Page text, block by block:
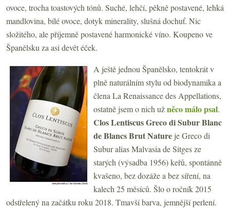
ovoce, trocha toastových tónů. Suché, lehčí, pěkně postavené, lehká
mandlovina, bílé ovoce, dotyk minerality, slušná dochuť. Nic
složitého, ale příjemně postavené harmonické víno. Koupeno ve
Španělsku za asi devět éček.
A ještě jednou Španělsko, tentokrát v
plně naturálním stylu od biodynamika a
člena La Renaissance des Appellations,
ostatně jsem o nich užněco málo psal.
Clos Lentiscus Greco di Subur Blanc
de Blancs Brut Nature jeGreco di
Subur alias Malvasia de Sitges ze
starých (výsadba 1956) keřů, spontánně
kvašeno, bez dozáže a bez síření, na
kalech 25 měsíců. Šlo o ročník 2015
odstřelený na začátku roku 2018. Tmavší barva, jemnější perlení.